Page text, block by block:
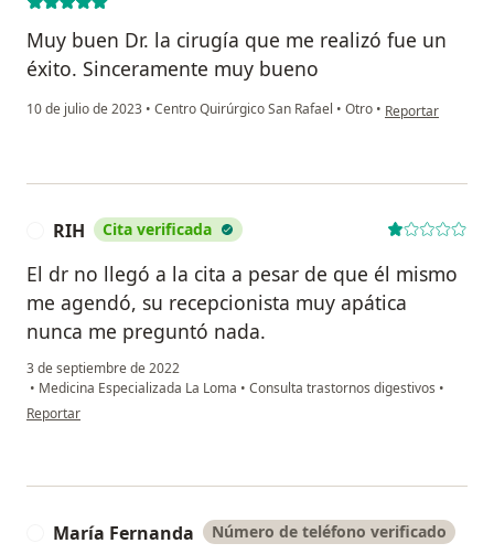
Muy buen Dr. la cirugía que me realizó fue un
éxito. Sinceramente muy bueno
10 de julio de 2023 • Centro Quirúrgico San Rafael • Otro • en opinión del
Reportar
RIH Cita verificada
El dr no llegó a la cita a pesar de que él mismo
me agendó, su recepcionista muy apática
nunca me preguntó nada.
3 de septiembre de 2022
• Medicina Especializada La Loma • Consulta trastornos digestivos •
en opinión del usuario RIH
Reportar
María Fernanda Número de teléfono verificado